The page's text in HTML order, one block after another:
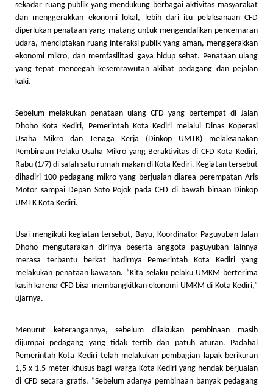
sekadar ruang publik yang mendukung berbagai aktivitas masyarakat
dan menggerakkan ekonomi lokal, lebih dari itu pelaksanaan CFD
diperlukan penataan yang matang untuk mengendalikan pencemaran
udara, menciptakan ruang interaksi publik yang aman, menggerakkan
ekonomi mikro, dan memfasilitasi gaya hidup sehat. Penataan ulang
yang tepat mencegah kesemrawutan akibat pedagang dan pejalan
kaki.
Sebelum melakukan penataan ulang CFD yang bertempat di Jalan
Dhoho Kota Kediri, Pemerintah Kota Kediri melalui Dinas Koperasi
Usaha Mikro dan Tenaga Kerja (Dinkop UMTK) melaksanakan
Pembinaan Pelaku Usaha Mikro yang Beraktivitas di CFD Kota Kediri,
Rabu (1/7) di salah satu rumah makan di Kota Kediri. Kegiatan tersebut
dihadiri 100 pedagang mikro yang berjualan diarea perempatan Aris
Motor sampai Depan Soto Pojok pada CFD di bawah binaan Dinkop
UMTK Kota Kediri.
Usai mengikuti kegiatan tersebut, Bayu, Koordinator Paguyuban Jalan
Dhoho mengutarakan dirinya beserta anggota paguyuban lainnya
merasa terbantu berkat hadirnya Pemerintah Kota Kediri yang
melakukan penataan kawasan. “Kita selaku pelaku UMKM berterima
kasih karena CFD bisa membangkitkan ekonomi UMKM di Kota Kediri,”
ujarnya.
Menurut keterangannya, sebelum dilakukan pembinaan masih
dijumpai pedagang yang tidak tertib dan patuh aturan. Padahal
Pemerintah Kota Kediri telah melakukan pembagian lapak berikuran
1,5 x 1,5 meter khusus bagi warga Kota Kediri yang hendak berjualan
di CFD secara gratis. “Sebelum adanya pembinaan banyak pedagang